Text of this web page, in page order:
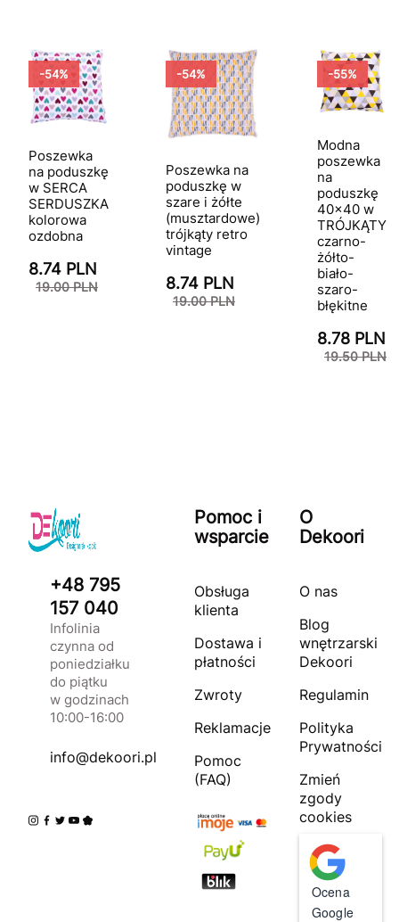
-54%
Poszewka
na poduszkę
w SERCA
SERDUSZKA
kolorowa
ozdobna
8.74 PLN
19.00 PLN
-54%
Poszewka na
poduszkę w
szare i żółte
(musztardowe)
trójkąty retro
vintage
8.74 PLN
19.00 PLN
-55%
Modna
poszewka
na
poduszkę
40x40 w
TRÓJKĄTY
czarno-
żółto-
biało-
szaro-
błękitne
8.78 PLN
19.50 PLN
+48 795
157 040
Infolinia
czynna od
poniedziałku
do piątku
w godzinach
10:00-16:00
info@dekoori.pl
Pomoc i
wsparcie
Obsługa
klienta
Dostawa i
płatności
Zwroty
Reklamacje
Pomoc
(FAQ)
O
Dekoori
O nas
Blog
wnętrzarski
Dekoori
Regulamin
Polityka
Prywatności
Zmień
zgody
cookies
Ocena
Google